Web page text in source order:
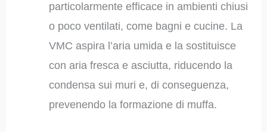
particolarmente efficace in ambienti chiusi
o poco ventilati, come bagni e cucine. La
VMC aspira l’aria umida e la sostituisce
con aria fresca e asciutta, riducendo la
condensa sui muri e, di conseguenza,
prevenendo la formazione di muffa.